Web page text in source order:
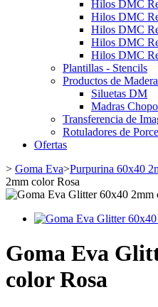
Hilos DMC
Hilos DMC
Hilos DMC
Hilos DMC
Hilos DMC
Plantillas - Stencils
Productos de Madera
Siluetas DM
Madras Chopo
Transferencia de
Rotuladores de
Ofertas
> Goma Eva>Purpurina 60x40
2mm color Rosa
Goma Eva
color Rosa